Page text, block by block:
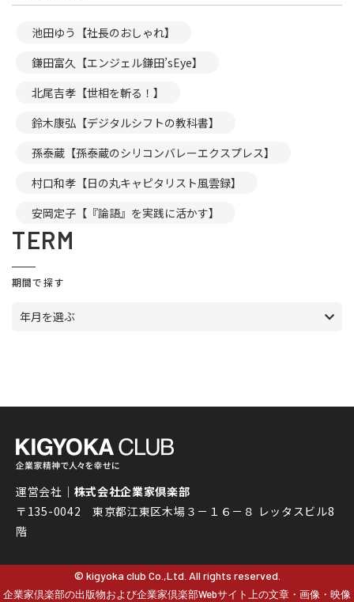
池田ゆう【社長のおしゃれ】
鎌田富久【エンジェル鎌田’sEye】
北尾吉孝【世相を斬る！】
鈴木康弘【デジタルシフトの教科書】
孫泰蔵【孫泰蔵のシリコンバレーエクスプレス】
村口和孝【日の丸キャピタリスト風雲録】
安岡定子【『論語』を実践に活かす】
TERM
期間で探す
年月を選ぶ
運営会社｜ 株式会社企業家倶楽部
〒135-0042 東京都江東区木場３－１６－８ レッタスビル8
階
© kigyoka club Co.,Ltd. All rights reserved.
企業家倶楽部の出版物および企業家倶楽部Webサイト上の文章・画像・映像